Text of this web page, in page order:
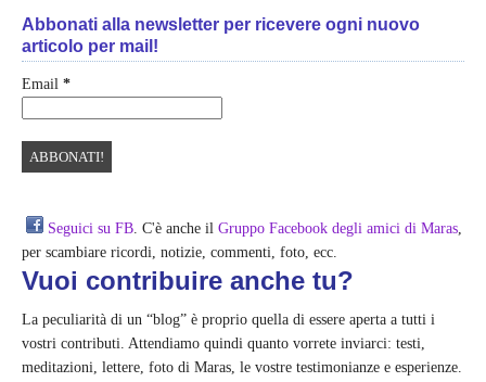
Abbonati alla newsletter per ricevere ogni nuovo
articolo per mail!
Email *
Seguici su FB. C'è anche il Gruppo Facebook degli amici di Maras,
per scambiare ricordi, notizie, commenti, foto, ecc.
Vuoi contribuire anche tu?
La peculiarità di un “blog” è proprio quella di essere aperta a tutti i
vostri contributi. Attendiamo quindi quanto vorrete inviarci: testi,
meditazioni, lettere, foto di Maras, le vostre testimonianze e esperienze.